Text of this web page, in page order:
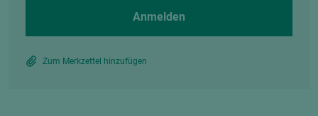
Anmelden
Zum Merkzettel hinzufügen